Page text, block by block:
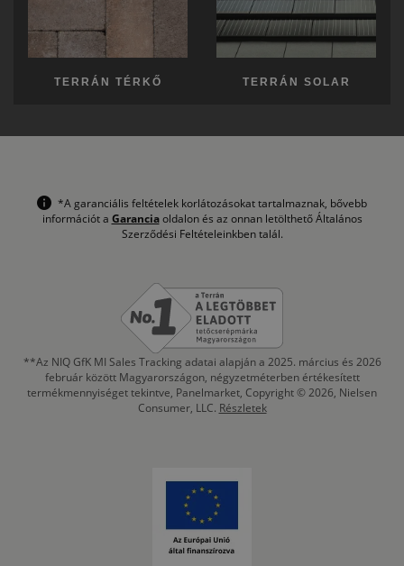
TERRÁN TÉRKŐ TERRÁN SOLAR
*A garanciális feltételek korlátozásokat tartalmaznak, bővebb
információt a Garanciaoldalon és az onnan letölthető Általános
Szerződési Feltételeinkben talál.
**Az NIQ GfK MI Sales Tracking adatai alapján a 2025. március és 2026
február között Magyarországon, négyzetméterben értékesített
termékmennyiséget tekintve, Panelmarket, Copyright © 2026, Nielsen
Consumer, LLC. Részletek